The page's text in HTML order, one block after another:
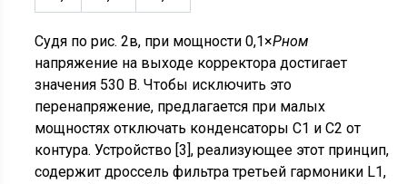
Судя по рис. 2в, при мощности 0,1×Рном
напряжение на выходе корректора достигает
значения 530 В. Чтобы исключить это
перенапряжение, предлагается при малых
мощностях отключать конденсаторы С1 и С2 от
контура. Устройство [3], реализующее этот принцип,
содержит дроссель фильтра третьей гармоники L1,